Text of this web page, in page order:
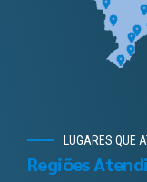
LUGARES QUE
Regiões